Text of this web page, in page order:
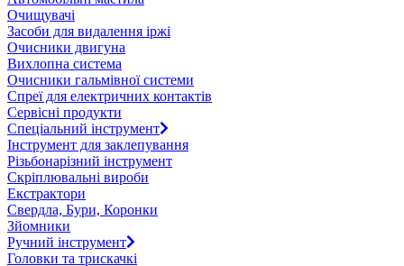
Очищувачі
Засоби для видалення іржі
Очисники двигуна
Вихлопна система
Очисники гальмівної системи
Спреї для електричних контактів
Сервісні продукти
Спеціальний інструмент
Інструмент для заклепування
Різьбонарізний інструмент
Скріплювальні вироби
Екстрактори
Свердла, Бури, Коронки
Зйомники
Ручний інструмент
Головки та трискачкі